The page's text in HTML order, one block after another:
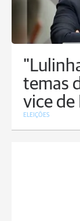
temas
vice de
ELEIÇÕES